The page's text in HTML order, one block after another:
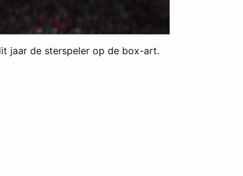
jaar de sterspeler op de box-art.